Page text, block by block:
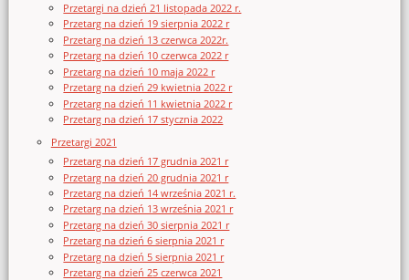
Przetargi na dzień 21 listopada 2022 r.
Przetarg na dzień 19 sierpnia 2022 r
Przetarg na dzień 13 czerwca 2022r.
Przetarg na dzień 10 czerwca 2022 r
Przetarg na dzień 10 maja 2022 r
Przetarg na dzień 29 kwietnia 2022 r
Przetarg na dzień 11 kwietnia 2022 r
Przetarg na dzień 17 stycznia 2022
Przetargi 2021
Przetarg na dzień 17 grudnia 2021 r
Przetarg na dzień 20 grudnia 2021 r
Przetarg na dzień 14 września 2021 r.
Przetarg na dzień 13 września 2021 r
Przetarg na dzień 30 sierpnia 2021 r
Przetarg na dzień 6 sierpnia 2021 r
Przetarg na dzień 5 sierpnia 2021 r
Przetarg na dzień 25 czerwca 2021